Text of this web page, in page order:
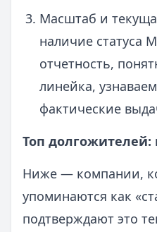
Масштаб и
наличие статуса
отчетность,
линейка,
фактические
Топ долгожителей:
Ниже — компании,
упоминаются как
подтверждают это